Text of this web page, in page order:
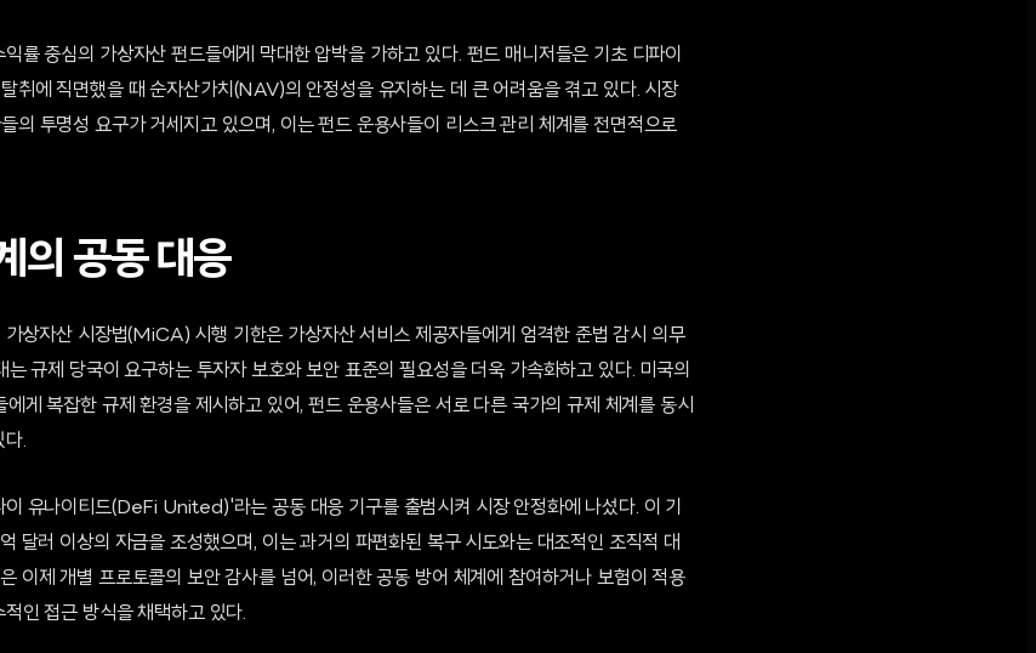
률 중심의 가상자산 펀드들에게 막대한 압박을 가하고 있다. 펀드 매니저들은 기초 디파이
취에 직면했을 때 순자산가치(NAV)의 안정성을 유지하는 데 큰 어려움을 겪고 있다. 시장
의 투명성 요구가 거세지고 있으며, 이는 펀드 운용사들이 리스크 관리 체계를 전면적으로
의 공동 대응
상자산 시장법(MiCA) 시행 기한은 가상자산 서비스 제공자들에게 엄격한 준법 감시 의무
규제 당국이 요구하는 투자자 보호와 보안 표준의 필요성을 더욱 가속화하고 있다. 미국의
게 복잡한 규제 환경을 제시하고 있어, 펀드 운용사들은 서로 다른 국가의 규제 체계를 동시
다.
유나이티드(DeFi United)'라는 공동 대응 기구를 출범시켜 시장 안정화에 나섰다. 이 기
달러 이상의 자금을 조성했으며, 이는 과거의 파편화된 복구 시도와는 대조적인 조직적 대
이제 개별 프로토콜의 보안 감사를 넘어, 이러한 공동 방어 체계에 참여하거나 보험이 적용
인 접근 방식을 채택하고 있다.